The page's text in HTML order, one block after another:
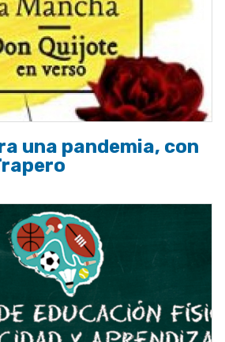
una pandemia, con